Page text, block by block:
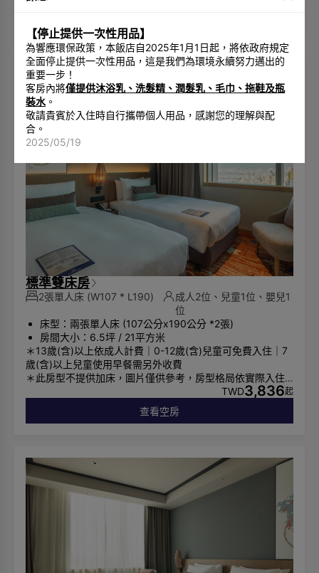
標準雙床房
2張單人床 (W107 * L190)
成人2位、兒童1位、嬰兒1
位
床型：兩張單人床 (107公分x190公分 *2張)
房間大小：6.5坪 / 21平方米
＊13歲(含)以上依成人計費｜0-12歲(含)兒童可免費入住｜7
歲(含)以上兒童使用早餐需另外收費
＊此房型不提供加床，圖片僅供參考，房型格局依實際入住
※ 因飯店鄰近台北市博愛警備管制區，故配合政府規定，部
分房間對外窗設有「視覺控制膜」，非面向總統府方向仍可
TWD3,836起
查看空房
【停止提供一次性用品】
為響應環保政策，本飯店自2025年1月1日起，將依政府規定
全面停止提供一次性用品，這是我們為環境永續努力邁出的
重要一步！
客房內將僅提供沐浴乳、洗髮精、潤髮乳、毛巾、拖鞋及瓶
裝水 。
敬請貴賓於入住時自行攜帶個人用品，感謝您的理解與配
合。
2025/05/19